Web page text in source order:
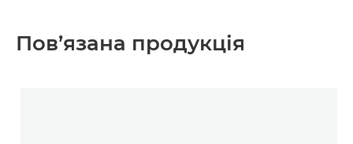
Пов’язана продукція